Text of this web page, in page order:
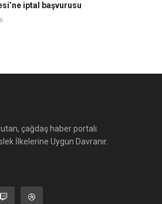
iptal başvurusu
çağdaş haber portalı.
İlkelerine Uygun Davranır.